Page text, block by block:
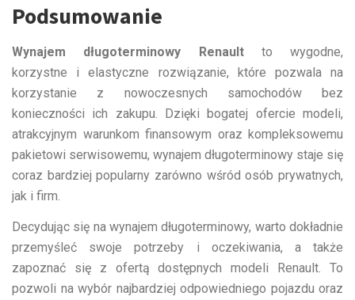
Podsumowanie
Wynajem długoterminowy Renaultto wygodne,
korzystne i elastyczne rozwiązanie, które pozwala na
korzystanie z nowoczesnych samochodów bez
konieczności ich zakupu. Dzięki bogatej ofercie modeli,
atrakcyjnym warunkom finansowym oraz kompleksowemu
pakietowi serwisowemu, wynajem długoterminowy staje się
coraz bardziej popularny zarówno wśród osób prywatnych,
jak i firm.
Decydując się na wynajem długoterminowy, warto dokładnie
przemyśleć swoje potrzeby i oczekiwania, a także
zapoznać się z ofertą dostępnych modeli Renault. To
pozwoli na wybór najbardziej odpowiedniego pojazdu oraz